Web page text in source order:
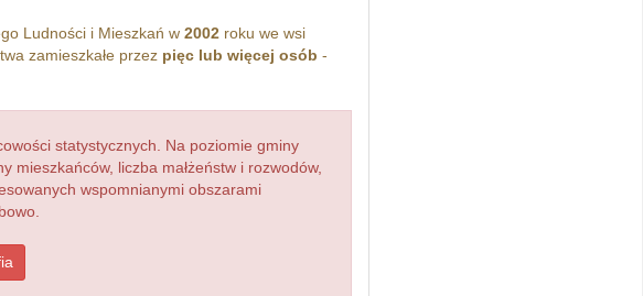
Ludności i Mieszkań w 2002roku we wsi
zamieszkałe przez pięc lub więcej osób -
statystycznych. Na poziomie gminy
mieszkańców, liczba małżeństw i rozwodów,
wspomnianymi obszarami